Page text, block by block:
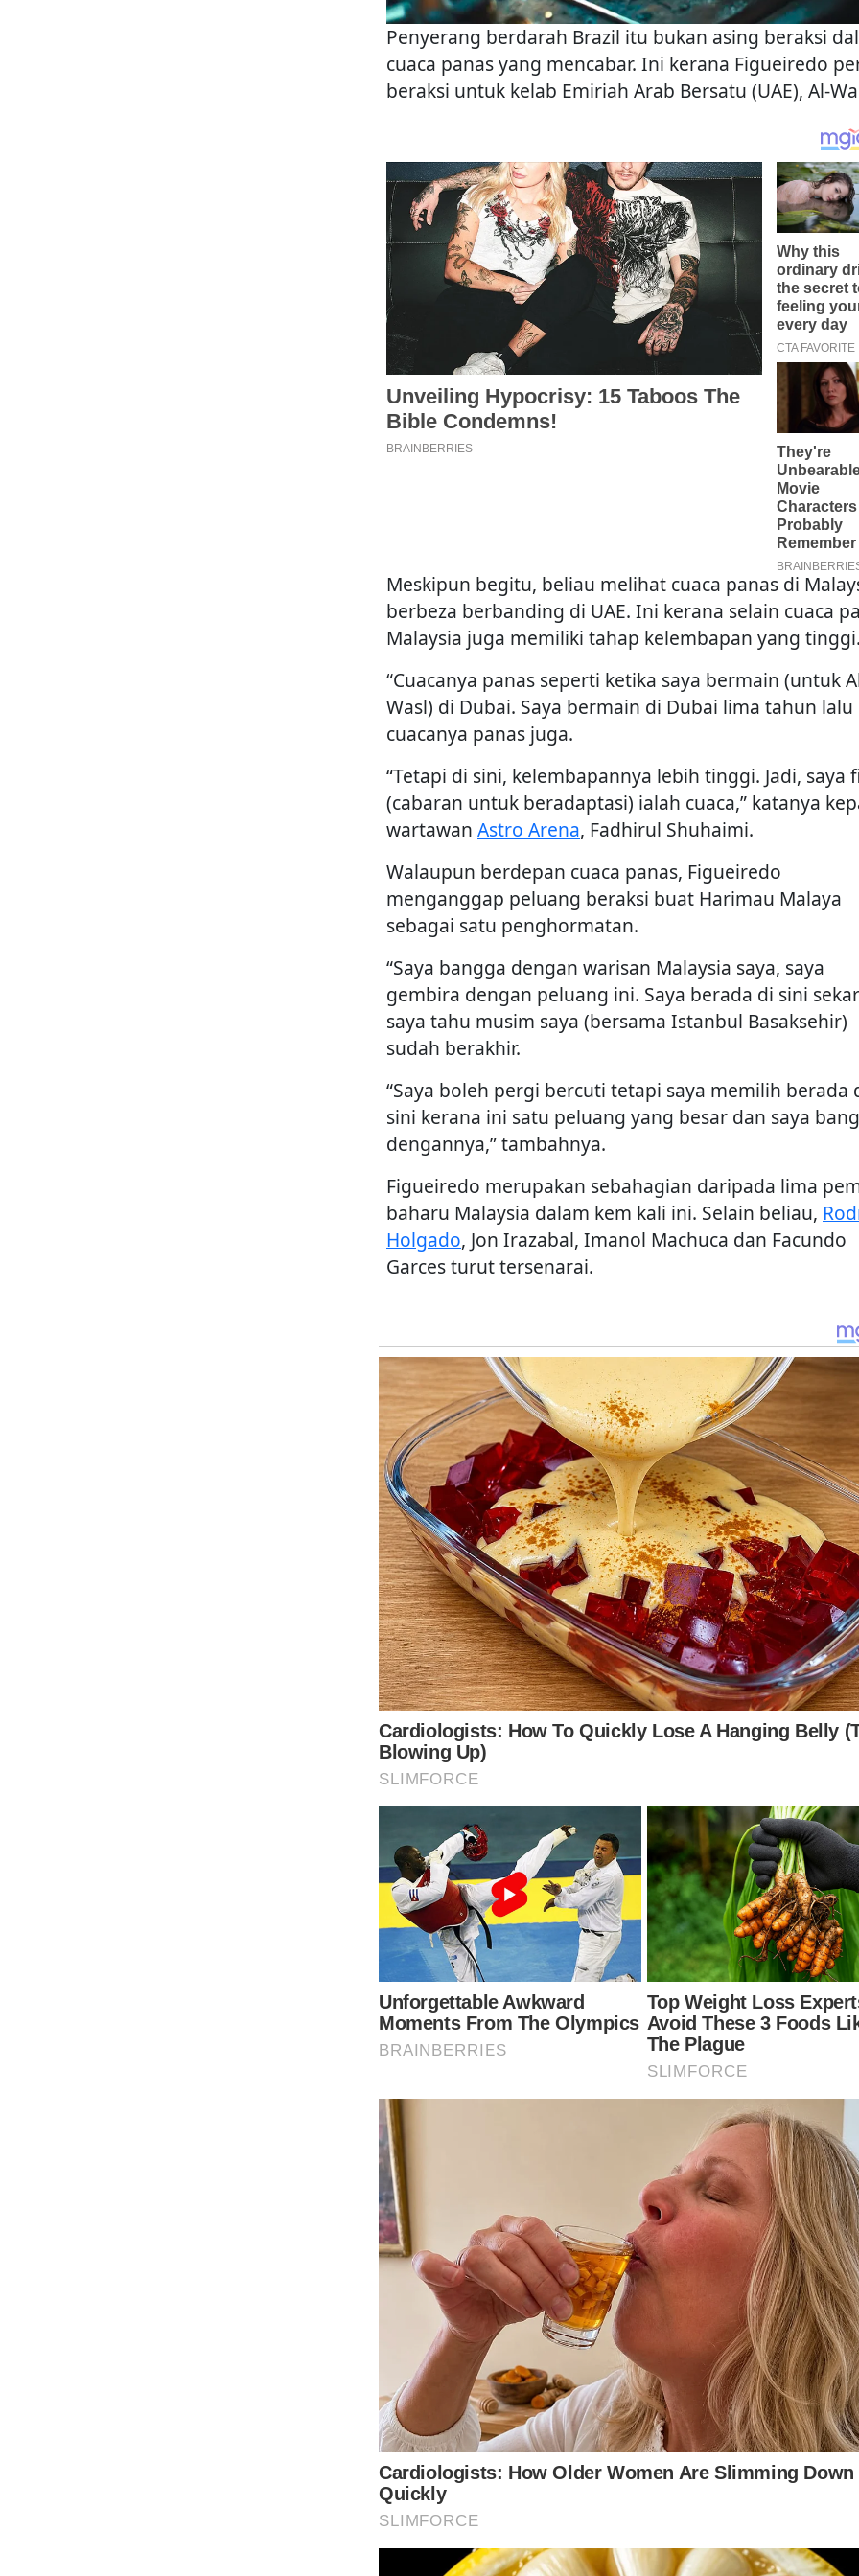
Penyerang berdarah Brazil itu bukan asing beraksi
cuaca panas yang mencabar. Ini kerana Figueiredo
beraksi untuk kelab Emiriah Arab Bersatu (UAE), Al-
Meskipun begitu, beliau melihat cuaca panas di
berbeza berbanding di UAE. Ini kerana selain cuaca
Malaysia juga memiliki tahap kelembapan yang tinggi.
“Cuacanya panas seperti ketika saya bermain (untuk
Wasl) di Dubai. Saya bermain di Dubai lima tahun lalu
cuacanya panas juga.
“Tetapi di sini, kelembapannya lebih tinggi. Jadi, saya
(cabaran untuk beradaptasi) ialah cuaca,” katanya
wartawan Astro Arena, Fadhirul Shuhaimi.
Walaupun berdepan cuaca panas, Figueiredo
menganggap peluang beraksi buat Harimau Malaya
sebagai satu penghormatan.
“Saya bangga dengan warisan Malaysia saya, saya
gembira dengan peluang ini. Saya berada di sini
saya tahu musim saya (bersama Istanbul Basaksehir)
sudah berakhir.
“Saya boleh pergi bercuti tetapi saya memilih berada
sini kerana ini satu peluang yang besar dan saya
dengannya,” tambahnya.
Figueiredo merupakan sebahagian daripada lima
baharu Malaysia dalam kem kali ini. Selain beliau,
Holgado, Jon Irazabal, Imanol Machuca dan Facundo
Garces turut tersenarai.